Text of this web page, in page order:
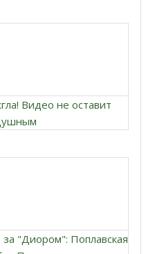
Видео не оставит
"Диором": Поплавская